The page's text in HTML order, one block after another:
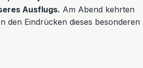
Ausflugs. Am Abend kehrten
Eindrücken dieses besonderen